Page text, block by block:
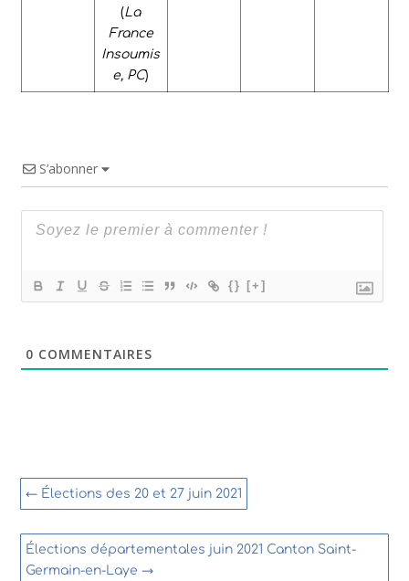
(La
France
Insoumis
e, PC)
S’abonner
{} [+]
0 COMMENTAIRES
← Élections des 20 et 27 juin 2021
Élections départementales juin 2021 Canton Saint-
Germain-en-Laye →